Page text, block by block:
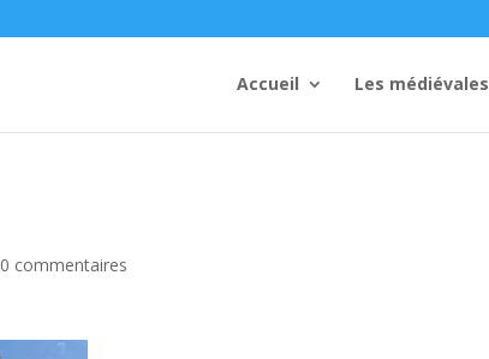
Accueil Les médiévales
0 commentaires